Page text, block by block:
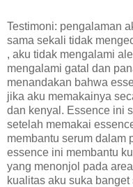
Testimoni: pengalaman
sama sekali tidak
, aku tidak mengalami
mengalami gatal dan
menandakan bahwa
jika aku memakainya
dan kenyal. Essence ini
setelah memakai
membantu serum dalam
essence ini membantu
yang menonjol pada
kualitas aku suka